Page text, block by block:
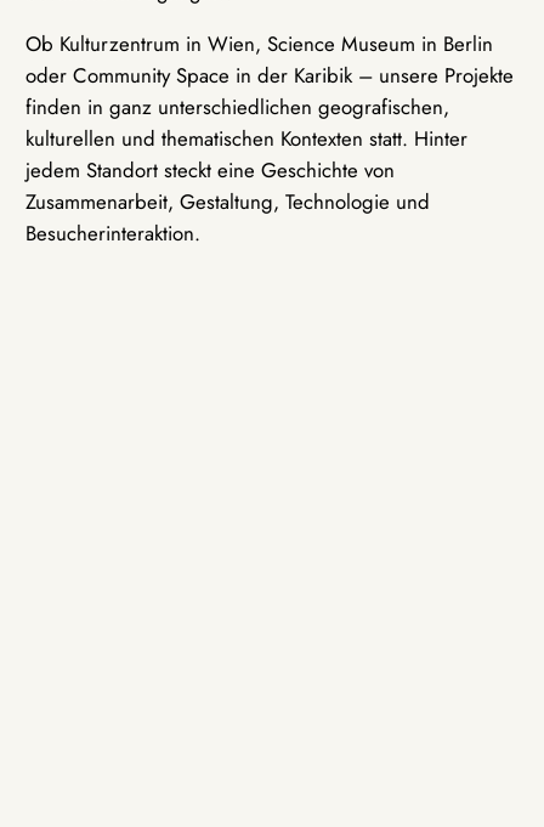
Ob Kulturzentrum in Wien, Science Museum in Berlin
oder Community Space in der Karibik – unsere Projekte
finden in ganz unterschiedlichen geografischen,
kulturellen und thematischen Kontexten statt. Hinter
jedem Standort steckt eine Geschichte von
Zusammenarbeit, Gestaltung, Technologie und
Besucherinteraktion.